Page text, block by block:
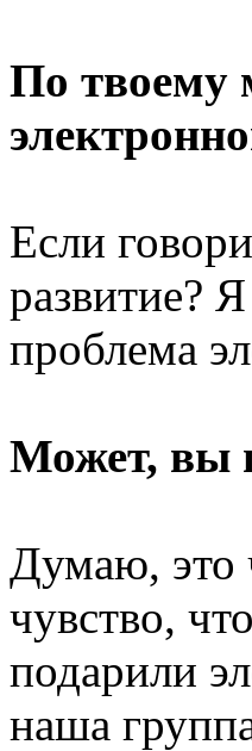
По твоему
Если
развитие?
проблема
Может, вы
Думаю, это
чувство,
подарили
наша